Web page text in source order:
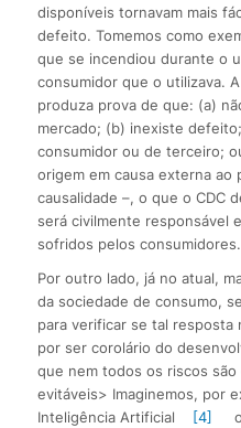
disponíveis tornavam mais
defeito. Tomemos como
que se incendiou durante o
consumidor que o utilizava.
produza prova de que: (a)
mercado; (b) inexiste
consumidor ou de terceiro;
origem em causa externa
causalidade –, o que o CDC
será civilmente responsável
sofridos pelos consumidores.
Por outro lado, já no atual,
da sociedade de consumo,
para verificar se tal resposta
por ser corolário do
que nem todos os riscos
evitáveis> Imaginemos, por
Inteligência Artificial
[4]